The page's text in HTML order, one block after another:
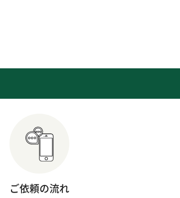
ご依頼の流れ